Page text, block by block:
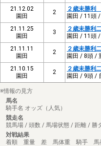
21.12.02
園田
2
２歳未勝
園田 / 11頭
21.11.25
園田
3
２歳未勝
園田 / 11頭
21.11.11
園田
2
２歳未勝
園田 / 8頭 /
21.10.15
園田
2
２歳未勝
園田 / 9頭 /
※情報の見方
馬名
騎手名 オッズ（人気）
競走名
競馬場 / 頭数 / 馬場状態 / 距離 / 勝
対戦結果
着順 重量 差 馬体重 騎手 馬